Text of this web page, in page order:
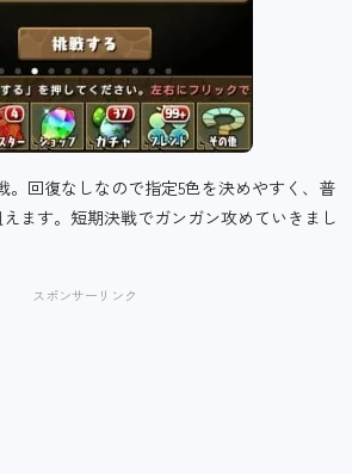
。回復なしなので指定5色を決めやすく、普
ます。短期決戦でガンガン攻めていきまし
スポンサーリンク